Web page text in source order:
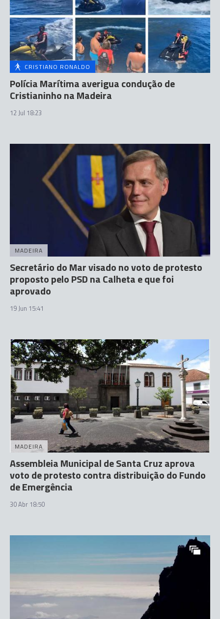
CRISTIANO RONALDO
Polícia Marítima averigua condução de
Cristianinho na Madeira
12 Jul 18:23
MADEIRA
Secretário do Mar visado no voto de protesto
proposto pelo PSD na Calheta e que foi
aprovado
19 Jun 15:41
MADEIRA
Assembleia Municipal de Santa Cruz aprova
voto de protesto contra distribuição do Fundo
de Emergência
30 Abr 18:50